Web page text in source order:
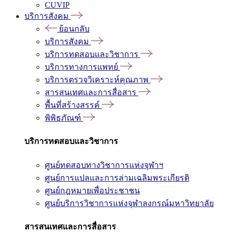
CUVIP
บริการสังคม
ย้อนกลับ
บริการสังคม
บริการทดสอบและวิชาการ
บริการทางการแพทย์
บริการตรวจวิเคราะห์คุณภาพ
สารสนเทศและการสื่อสาร
พื้นที่สร้างสรรค์
พิพิธภัณฑ์
บริการทดสอบและวิชาการ
ศูนย์ทดสอบทางวิชาการแห่งจุฬาฯ
ศูนย์การแปลและการล่ามเฉลิมพระเกียรติ
ศูนย์กฎหมายเพื่อประชาชน
ศูนย์บริการวิชาการแห่งจุฬาลงกรณ์มหาวิทยาลัย
สารสนเทศและการสื่อสาร